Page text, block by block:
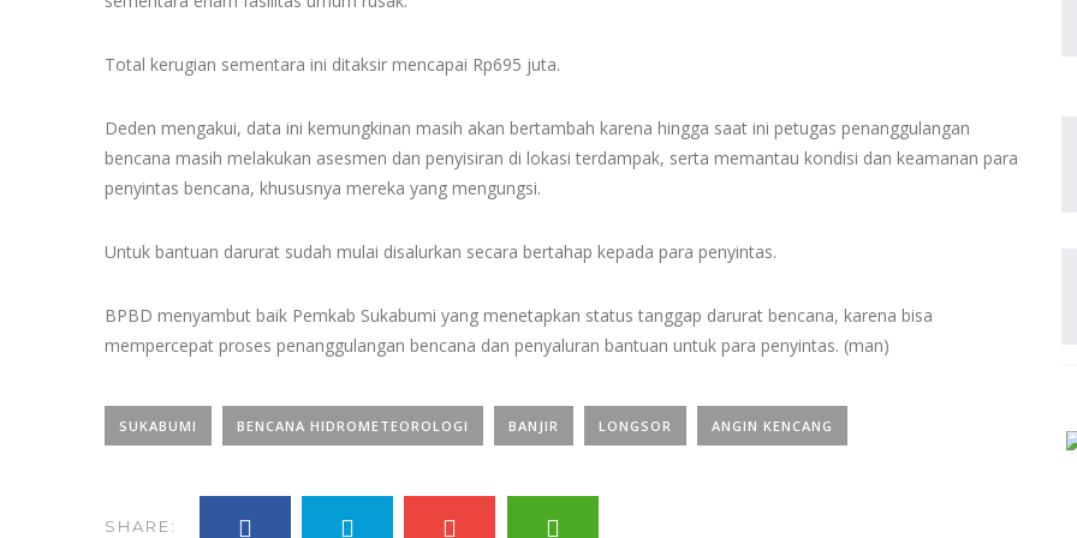
Total kerugian sementara ini ditaksir mencapai Rp695 juta.
Deden mengakui, data ini kemungkinan masih akan bertambah karena hingga saat ini petugas penanggulangan
bencana masih melakukan asesmen dan penyisiran di lokasi terdampak, serta memantau kondisi dan keamanan para
penyintas bencana, khususnya mereka yang mengungsi.
Untuk bantuan darurat sudah mulai disalurkan secara bertahap kepada para penyintas.
BPBD menyambut baik Pemkab Sukabumi yang menetapkan status tanggap darurat bencana, karena bisa
mempercepat proses penanggulangan bencana dan penyaluran bantuan untuk para penyintas. (man)
SUKABUMI BENCANA HIDROMETEOROLOGI BANJIR LONGSOR ANGIN KENCANG
SHARE: